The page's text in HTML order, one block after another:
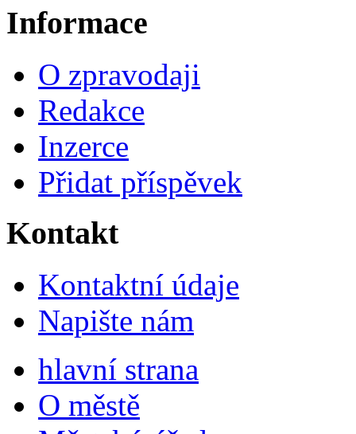
Informace
O zpravodaji
Redakce
Inzerce
Přidat příspěvek
Kontakt
Kontaktní údaje
Napište nám
hlavní strana
O městě